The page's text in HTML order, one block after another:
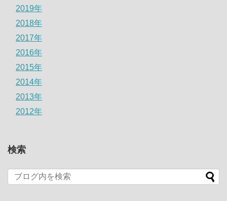
2019年
2018年
2017年
2016年
2015年
2014年
2013年
2012年
検索